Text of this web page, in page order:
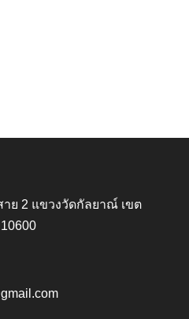
าย 2 แขวงวัดกัลยาณ์ เขต